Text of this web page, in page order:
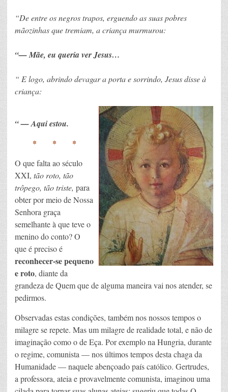
“De entre os negros trapos, erguendo as suas pobres
mãozinhas que tremiam, a criança murmurou:
“— Mãe, eu queria ver Jesus…
“ E logo, abrindo devagar a porta e sorrindo, Jesus disse à
criança:
“ — Aqui estou.
* * *
O que falta ao século
XXI, tão roto, tão
trôpego, tão triste, para
obter por meio de Nossa
Senhora graça
semelhante à que teve o
menino do conto? O
que é preciso é
reconhecer-se pequeno
e roto, diante da
grandeza de Quem que de alguma maneira vai nos atender, se
pedirmos.
Observadas estas condições, também nos nossos tempos o
milagre se repete. Mas um milagre de realidade total, e não de
imaginação como o de Eça. Por exemplo na Hungria, durante
o regime, comunista — nos últimos tempos desta chaga da
Humanidade — naquele abençoado país católico. Gertrudes,
a professora, ateia e provavelmente comunista, imaginou uma